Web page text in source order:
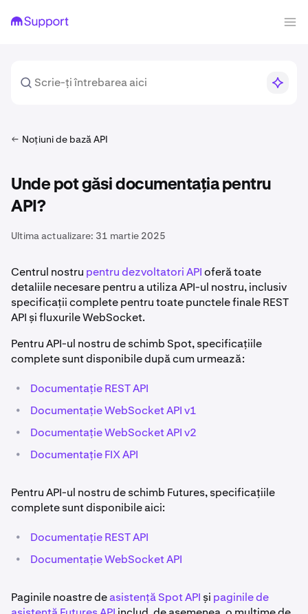
Noțiuni de bază API
Unde pot găsi documentația pentru
API?
Ultima actualizare: 31 martie 2025
Centrul nostru pentru dezvoltatori APIoferă toate
detaliile necesare pentru a utiliza API-ul nostru, inclusiv
specificații complete pentru toate punctele finale REST
API și fluxurile WebSocket.
Pentru API-ul nostru de schimb Spot, specificațiile
complete sunt disponibile după cum urmează:
• Documentație REST API
• Documentație WebSocket API v1
• Documentație WebSocket API v2
• Documentație FIX API
Pentru API-ul nostru de schimb Futures, specificațiile
complete sunt disponibile aici:
• Documentație REST API
• Documentație WebSocket API
Paginile noastre deasistență Spot API și paginile de